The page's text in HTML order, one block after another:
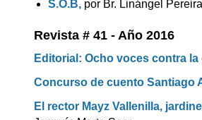
S.O.B, por Br. Linángel
Revista # 41 - Año 2016
Editorial: Ocho voces contra
Concurso de cuento Santiago
El rector Mayz Vallenilla,